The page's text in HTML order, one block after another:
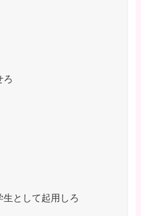
ろ
生として起用しろ